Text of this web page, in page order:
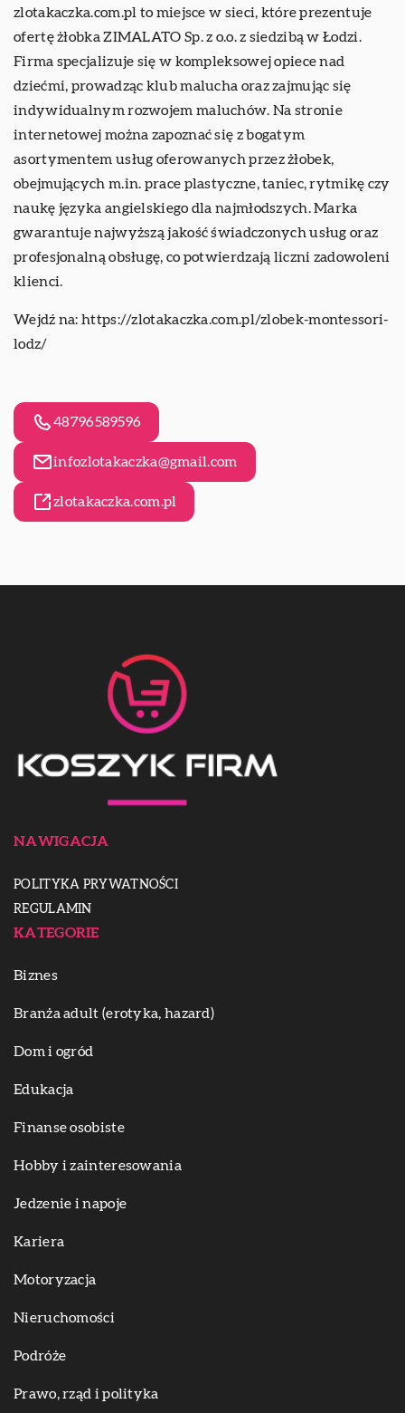
zlotakaczka.com.pl to miejsce w sieci, które prezentuje
ofertę żłobka ZIMALATO Sp. z o.o. z siedzibą w Łodzi.
Firma specjalizuje się w kompleksowej opiece nad
dziećmi, prowadząc klub malucha oraz zajmując się
indywidualnym rozwojem maluchów. Na stronie
internetowej można zapoznać się z bogatym
asortymentem usług oferowanych przez żłobek,
obejmujących m.in. prace plastyczne, taniec, rytmikę czy
naukę języka angielskiego dla najmłodszych. Marka
gwarantuje najwyższą jakość świadczonych usług oraz
profesjonalną obsługę, co potwierdzają liczni zadowoleni
klienci.
Wejdź na: https://zlotakaczka.com.pl/zlobek-montessori-
lodz/
48796589596
infozlotakaczka@gmail.com
zlotakaczka.com.pl
NAWIGACJA
POLITYKA PRYWATNOŚCI
REGULAMIN
KATEGORIE
Biznes
Branża adult (erotyka, hazard)
Dom i ogród
Edukacja
Finanse osobiste
Hobby i zainteresowania
Jedzenie i napoje
Kariera
Motoryzacja
Nieruchomości
Podróże
Prawo, rząd i polityka